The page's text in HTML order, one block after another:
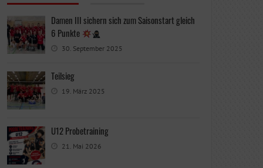
Damen III sichern sich zum Saisonstart gleich
6 Punkte
30. September 2025
Teilsieg
19. März 2025
U12 Probetraining
21. Mai 2026